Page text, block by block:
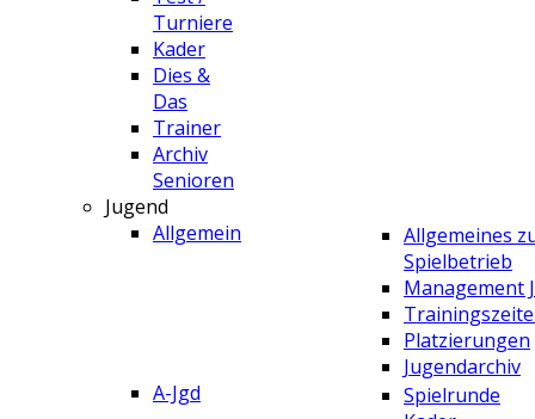
Turniere
Kader
Dies &
Das
Trainer
Archiv
Senioren
Jugend
Allgemein
Allgemeines
Spielbetrieb
Management
Platzierungen
Jugendarchiv
A-Jgd
Spielrunde